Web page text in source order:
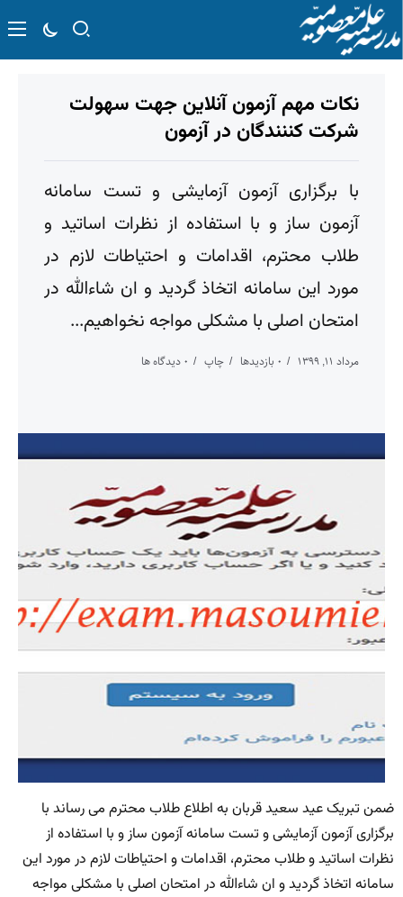
نکات مهم آزمون آنلاین جهت سهولت
شرکت کننندگان در آزمون
با برگزاری آزمون آزمایشی و تست سامانه
آزمون ساز و با استفاده از نظرات اساتید و
طلاب محترم، اقدامات و احتیاطات لازم در
مورد این سامانه اتخاذ گردید و ان شاءالله در
امتحان اصلی با مشکلی مواجه نخواهیم...
مرداد ۱۱, ۱۳۹۹ ۰ بازدیدها چاپ ۰ دیدگاه ها
ضمن تبریک عید سعید قربان به اطلاع طلاب محترم می رساند با
برگزاری آزمون آزمایشی و تست سامانه آزمون ساز و با استفاده از
نظرات اساتید و طلاب محترم، اقدامات و احتیاطات لازم در مورد این
سامانه اتخاذ گردید و ان شاءالله در امتحان اصلی با مشکلی مواجه